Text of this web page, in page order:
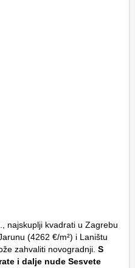
najskuplji kvadrati u Zagrebu
(4262 €/m²) i Laništu
zahvaliti novogradnji. S
i dalje nude Sesvete